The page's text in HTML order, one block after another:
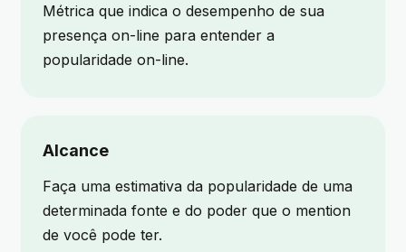
Métrica que indica o desempenho de sua
presença on-line para entender a
popularidade on-line.
Alcance
Faça uma estimativa da popularidade de uma
determinada fonte e do poder que o mention
de você pode ter.